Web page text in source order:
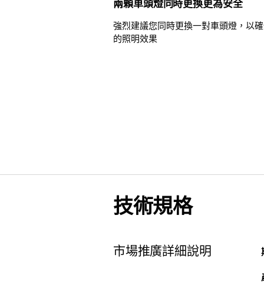
兩顆車頭燈同時更換更為安全
強烈建議您同時更換一對車頭燈，以
的照明效果
技術規格
市場推廣詳細說明